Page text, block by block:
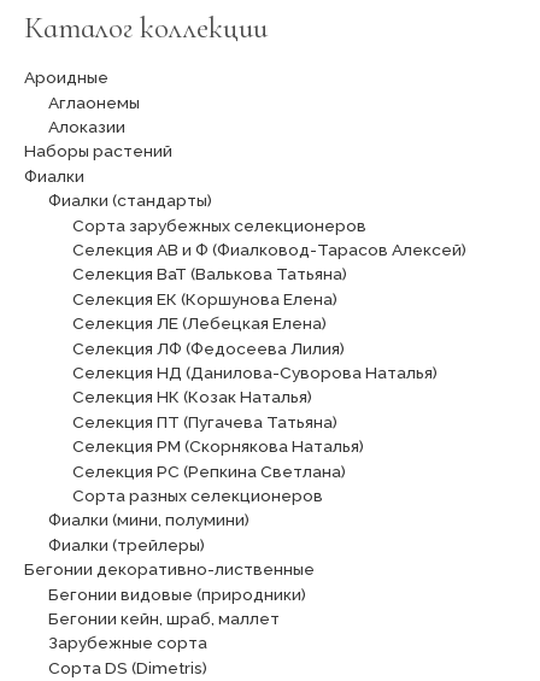
Каталог коллекции
Ароидные
Аглаонемы
Алоказии
Наборы растений
Фиалки
Фиалки (стандарты)
Сорта зарубежных селекционеров
Селекция АВ и Ф (Фиалковод-Тарасов Алексей)
Селекция ВаТ (Валькова Татьяна)
Селекция ЕК (Коршунова Елена)
Селекция ЛЕ (Лебецкая Елена)
Селекция ЛФ (Федосеева Лилия)
Селекция НД (Данилова-Суворова Наталья)
Селекция НК (Козак Наталья)
Селекция ПТ (Пугачева Татьяна)
Селекция РМ (Скорнякова Наталья)
Селекция РС (Репкина Светлана)
Сорта разных селекционеров
Фиалки (мини, полумини)
Фиалки (трейлеры)
Бегонии декоративно-лиственные
Бегонии видовые (природники)
Бегонии кейн, шраб, маллет
Зарубежные сорта
Сорта DS (Dimetris)